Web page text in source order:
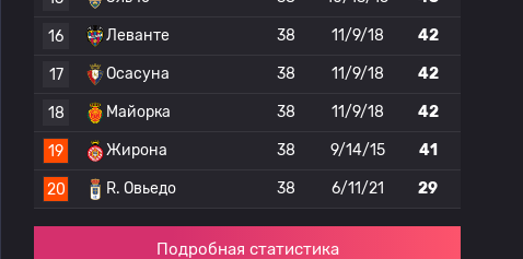
16 Леванте 38 11/9/18 42
17 Осасуна 38 11/9/18 42
18 Майорка 38 11/9/18 42
19 Жирона 38 9/14/15 41
20 R. Овьедо 38 6/11/21 29
Подробная статистика